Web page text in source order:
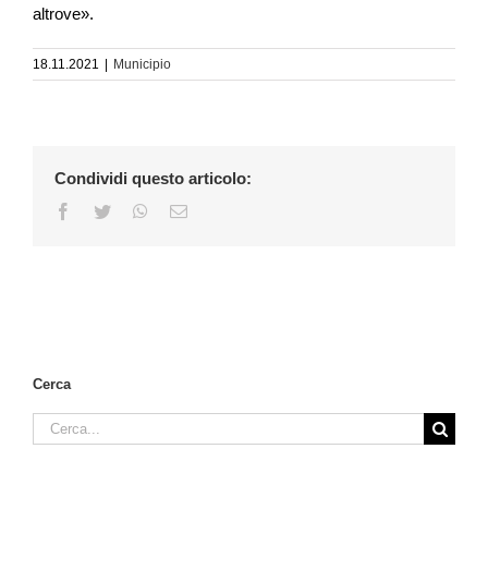
altrove».
18.11.2021 | Municipio
Condividi questo articolo:
Facebook
Twitter WhatsApp
Email
Cerca
Cerca
per: